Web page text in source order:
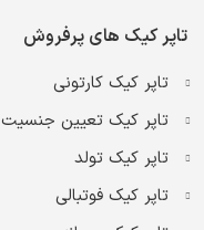
تاپر کیک های پرفروش
تاپر کیک کارتونی
تاپر کیک تعیین جنسیت
تاپر کیک تولد
تاپر کیک فوتبالی